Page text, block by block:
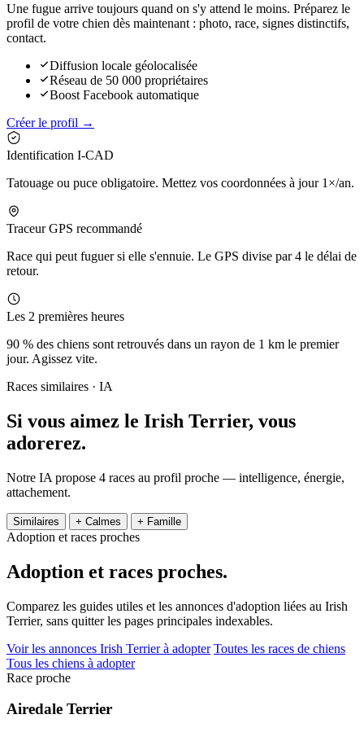
Une fugue arrive toujours quand on s'y attend le moins. Préparez le
profil de votre chien dès maintenant : photo, race, signes distinctifs,
contact.
Diffusion locale géolocalisée
Réseau de 50 000 propriétaires
Boost Facebook automatique
Créer le profil →
Identification I-CAD
Tatouage ou puce obligatoire. Mettez vos coordonnées à jour 1×/an.
Traceur GPS recommandé
Race qui peut fuguer si elle s'ennuie. Le GPS divise par 4 le délai de
retour.
Les 2 premières heures
90 % des chiens sont retrouvés dans un rayon de 1 km le premier
jour. Agissez vite.
Races similaires · IA
Si vous aimez le Irish Terrier, vous
adorerez.
Notre IA propose 4 races au profil proche — intelligence, énergie,
attachement.
Similaires + Calmes + Famille
Adoption et races proches
Adoption et races proches.
Comparez les guides utiles et les annonces d'adoption liées au Irish
Terrier, sans quitter les pages principales indexables.
Voir les annonces Irish Terrier à adopter Toutes les races de chiens
Tous les chiens à adopter
Race proche
Airedale Terrier